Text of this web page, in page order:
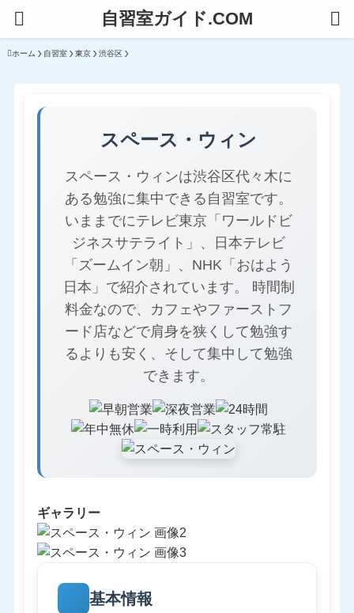
自習室ガイド.COM
ホーム 自習室 東京 渋谷区
スペース・ウィン
スペース・ウィンは渋谷区代々木に
ある勉強に集中できる自習室です。
いままでにテレビ東京「ワールドビ
ジネスサテライト」、日本テレビ
「ズームイン朝」、NHK「おはよう
日本」で紹介されています。 時間制
料金なので、カフェやファーストフ
ード店などで肩身を狭くして勉強す
るよりも安く、そして集中して勉強
できます。
ギャラリー
基本情報